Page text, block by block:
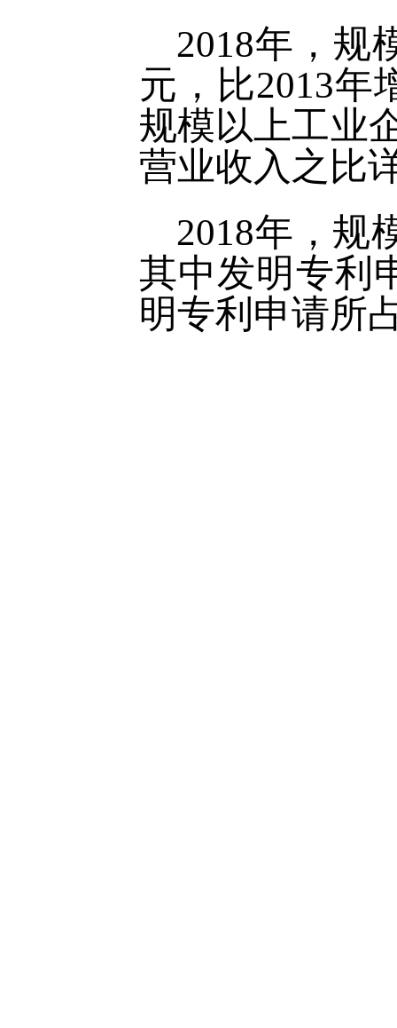
2018年，规
元，比2013年
规模以上工业
营业收入之比
2018年，规
其中发明专利
明专利申请所